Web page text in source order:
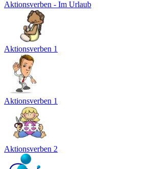
Aktionsverben - Im Urlaub
Aktionsverben 1
Aktionsverben 1
Aktionsverben 2